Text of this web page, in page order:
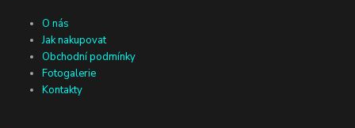
O nás
Jak nakupovat
Obchodní podmínky
Fotogalerie
Kontakty